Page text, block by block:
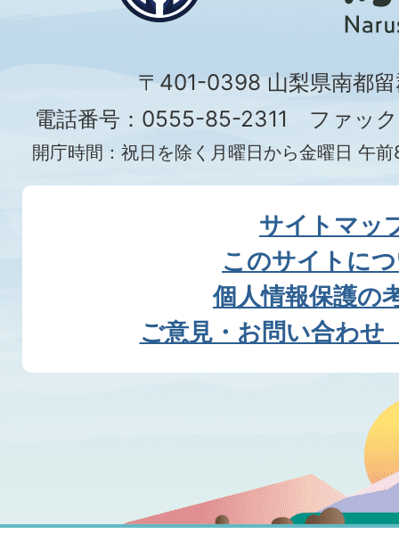
〒401-0398 山梨県南都
電話番号：0555-85-2311 ファッ
開庁時間：祝日を除く月曜日から金曜日 午
サイトマッ
このサイトに
個人情報保護の
ご意見・お問い合わせ